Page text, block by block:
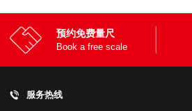
预约免费量尺
Book a free scale
服务热线